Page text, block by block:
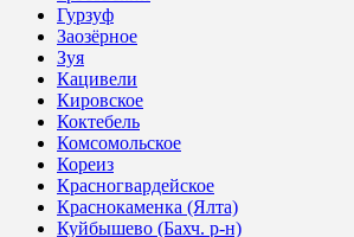
Гурзуф
Заозёрное
Зуя
Кацивели
Кировское
Коктебель
Комсомольское
Кореиз
Красногвардейское
Краснокаменка (Ялта)
Куйбышево (Бахч. р-н)